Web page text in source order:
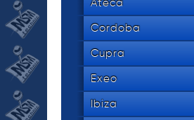
Ateca
Cordoba
Cupra
Exeo
Ibiza